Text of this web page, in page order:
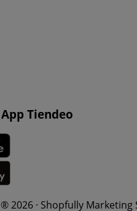
Tiendeo
2026 · Shopfully Marketing